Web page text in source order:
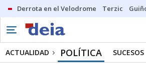
Derrota en el Velodrome Terzic
ACTUALIDAD POLÍTICA SUCESOS